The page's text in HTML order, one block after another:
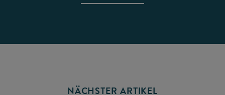
NÄCHSTER ARTIKEL